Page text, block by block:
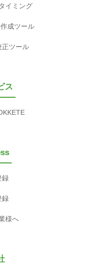
イミング
成ツール
正ツール
ス
録
録
様へ